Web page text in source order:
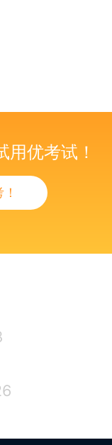
用优考试！